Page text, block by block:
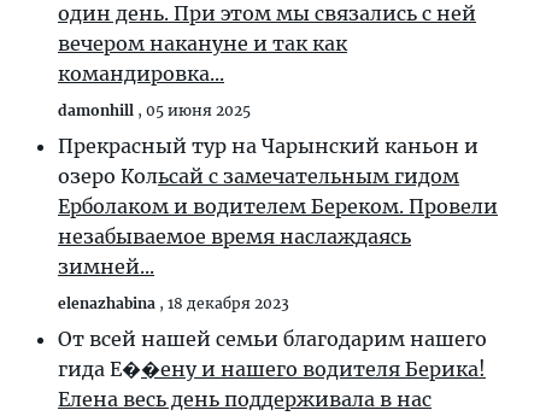
один день. При этом мы связались с ней
вечером накануне и так как
командировка...
damonhill , 05 июня 2025
Прекрасный тур на Чарынский каньон и
озеро Кольсай с замечательным гидом
Ерболаком и водителем Береком. Провели
незабываемое время наслаждаясь
зимней...
elenazhabina , 18 декабря 2023
От всей нашей семьи благодарим нашего
гида Е��ену и нашего водителя Берика!
Елена весь день поддерживала в нас